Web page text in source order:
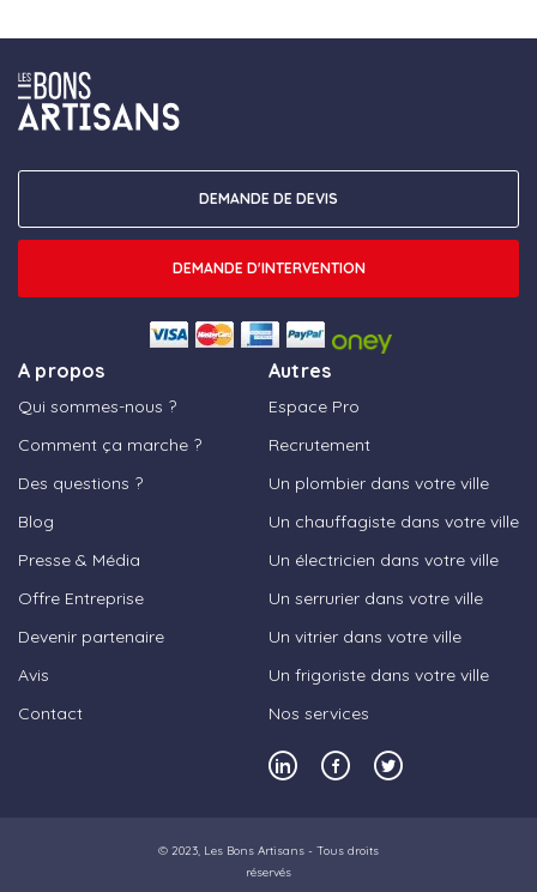
A propos
Qui sommes-nous ?
Comment ça marche ?
Des questions ?
Blog
Presse & Média
Offre Entreprise
Devenir partenaire
Avis
Contact
Autres
Espace Pro
Recrutement
Un plombier dans votre ville
Un chauffagiste dans votre ville
Un électricien dans votre ville
Un serrurier dans votre ville
Un vitrier dans votre ville
Un frigoriste dans votre ville
Nos services
DEMANDE DE DEVIS
DEMANDE D'INTERVENTION
© 2023, Les Bons Artisans - Tous droits
réservés